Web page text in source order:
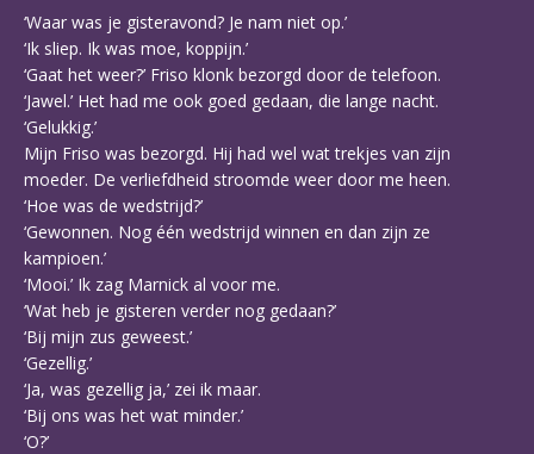
‘Waar was je gisteravond? Je nam niet op.’
‘Ik sliep. Ik was moe, koppijn.’
‘Gaat het weer?’ Friso klonk bezorgd door de telefoon.
‘Jawel.’ Het had me ook goed gedaan, die lange nacht.
‘Gelukkig.’
Mijn Friso was bezorgd. Hij had wel wat trekjes van zijn
moeder. De verliefdheid stroomde weer door me heen.
‘Hoe was de wedstrijd?’
‘Gewonnen. Nog één wedstrijd winnen en dan zijn ze
kampioen.’
‘Mooi.’ Ik zag Marnick al voor me.
‘Wat heb je gisteren verder nog gedaan?’
‘Bij mijn zus geweest.’
‘Gezellig.’
‘Ja, was gezellig ja,’ zei ik maar.
‘Bij ons was het wat minder.’
‘O?’